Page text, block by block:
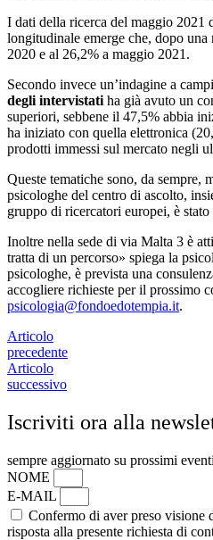
I dati della ricerca del maggio 2021
longitudinale emerge che, dopo
2020 e al 26,2% a maggio 2021.
Secondo invece un’indagine a
degli intervistati ha già avuto un
superiori, sebbene il 47,5% abbia
ha iniziato con quella elettronica
prodotti immessi sul mercato negli
Queste tematiche sono, da sempre,
psicologhe del centro di ascolto,
gruppo di ricercatori europei, è
Inoltre nella sede di via Malta 3 è
tratta di un percorso» spiega la
psicologhe, è prevista una
accogliere richieste per il prossimo
psicologia@fondoedotempia.it.
Articolo
precedente
Articolo
successivo
Iscriviti ora alla
sempre aggiornato su prossimi
NOME
E-MAIL
Confermo di aver preso visione
risposta alla presente richiesta di